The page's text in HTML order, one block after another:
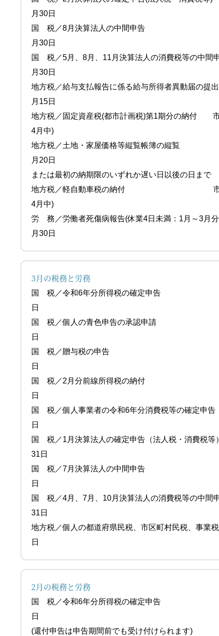
月30日
国 税／8月決算法人
月30日
国 税／5月、8月、11月決算法人の消費税等
月30日
地方税／給与支払報告に係る給与
月15日
地方税／固定資産税(都市計画税)第1期分の納付
4月中)
地方税／土地・家屋価格等縦覧帳
月20日
または最初の納期限のいずれか遅い日以後の日まで
地方税／軽自動車税の納付 市区町村
4月中)
労 務／労働者死傷病報告(休業4日
月30日
3月の税務と労務
国 税／令和6年分所得税の確定申
日
国 税／個人の青色申告の
日
国 税／贈与税の申告 2
日
国 税／2月分前線所得
日
国 税／個人事業者の令和6年分消費
日
国 税／1月決算法人の確定申告（法
31日
国 税／7月決算法人の
日
国 税／4月、7月、10月決算法人の消費税等の中
31日
地方税／個人の都道府県民税、市区町村民税、事業
日
2月の税務と労務
国 税／令和6年分所得税の確定申
日
(還付申告は申告期間前でも受け付けられます)